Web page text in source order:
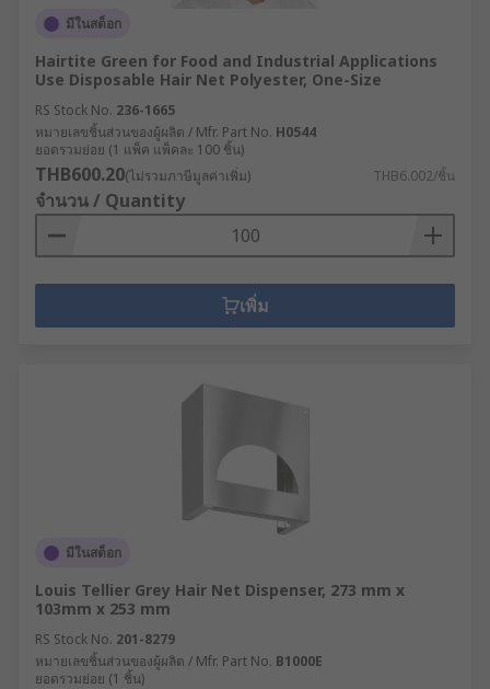
Our range includes:
Overalls - covers the full body and are
commonly used to protect wearers against
dirt, dust, water and chemicals. They're
available as reusable or disposable types in
a choice of materials, colours and sizes for
men and women.
Protective Hoods - there are many types of
hood protection types within our range,
shielding different parts. Typically,
protecting workers exposed to
non/hazardous substances,
infectious materials and more.
environments, schools and laboratories to
protect the wearer and their clothing from
chemical substances or potentially harmful
or damaging materials.
Hair nets – used to cover the wearer's head,
keeping the hair inside of the net and
usually used in food and hospitality
industries, although they not limited to just
these applications.
มีในสต็อก
Hairtite Green for Food and Industrial Applications
Use Disposable Hair Net Polyester, One-Size
RS Stock No. 236-1665
หมายเลขชิ้นส่วนของผู้ผลิต / Mfr. Part No. H0544
ยอดรวมย่อย (1 แพ็ค แพ็คละ 100 ชิ้น)
THB600.20(ไม่รวมภาษีมูลค่าเพิ่ม) THB6.002/ชิ้น
จำนวน / Quantity
เพิ่ม
มีในสต็อก
Louis Tellier Grey Hair Net Dispenser, 273 mm x
103mm x 253 mm
RS Stock No. 201-8279
หมายเลขชิ้นส่วนของผู้ผลิต / Mfr. Part No. B1000E
ยอดรวมย่อย (1 ชิ้น)